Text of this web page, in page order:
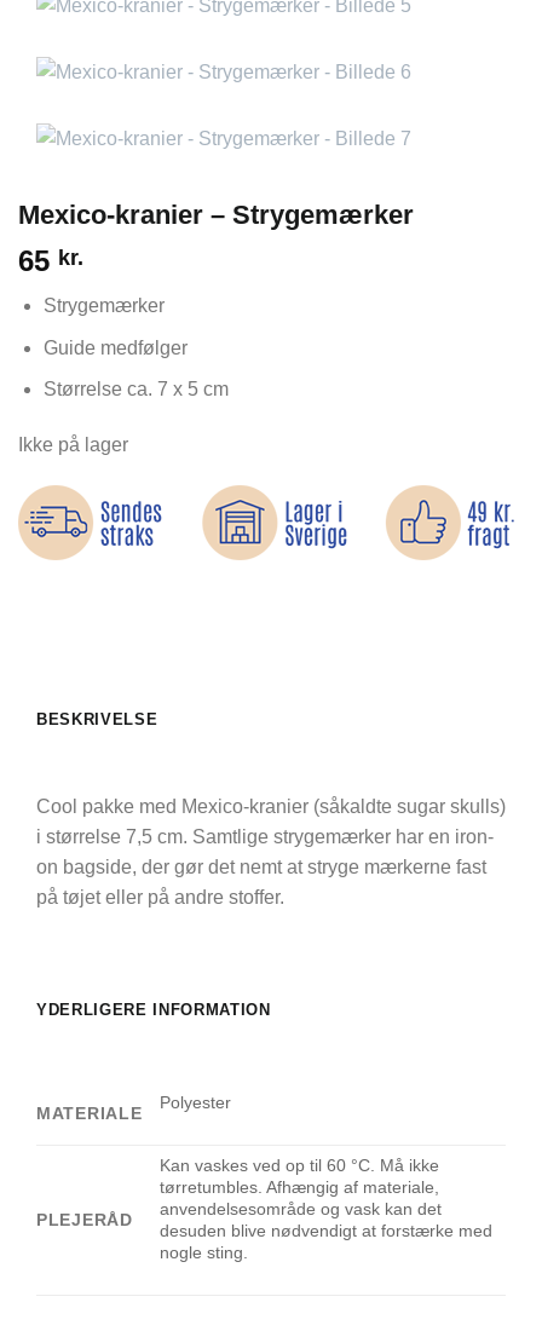
Mexico-kranier – Strygemærker
65 kr.
Strygemærker
Guide medfølger
Størrelse ca. 7 x 5 cm
Ikke på lager
BESKRIVELSE
Cool pakke med Mexico-kranier (såkaldte sugar skulls)
i størrelse 7,5 cm. Samtlige strygemærker har en iron-
on bagside, der gør det nemt at stryge mærkerne fast
på tøjet eller på andre stoffer.
YDERLIGERE INFORMATION
MATERIALE
Polyester
PLEJERÅD
Kan vaskes ved op til 60 °C. Må ikke
tørretumbles. Afhængig af materiale,
anvendelsesområde og vask kan det
desuden blive nødvendigt at forstærke med
nogle sting.